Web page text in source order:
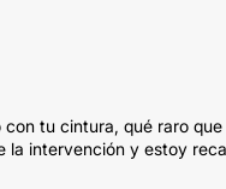
tu cintura, qué raro
intervención y estoy